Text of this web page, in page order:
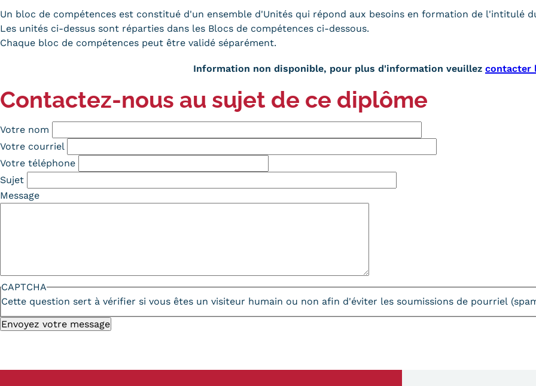
Un bloc de compétences est constitué d'un ensemble d'Unités qui répond aux besoins en formation de l'intitulé
Les unités ci-dessus sont réparties dans les Blocs de compétences ci-dessous.
Chaque bloc de compétences peut être validé séparément.
Information non disponible, pour plus d'information veuillez contacter
Contactez-nous au sujet de ce diplôme
Votre nom
Votre courriel
Votre téléphone
Sujet
Message
CAPTCHA
Cette question sert à vérifier si vous êtes un visiteur humain ou non afin d'éviter les soumissions de pourriel